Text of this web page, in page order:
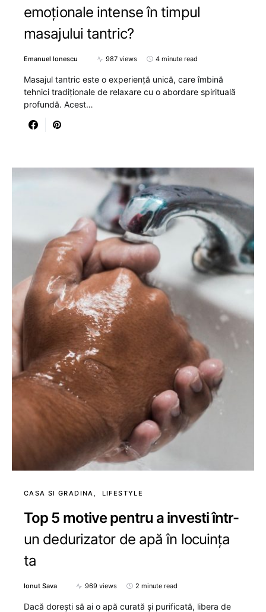
emoționale intense în timpul
masajului tantric?
Emanuel Ionescu 987 views 4 minute read
Masajul tantric este o experiență unică, care îmbină
tehnici tradiționale de relaxare cu o abordare spirituală
profundă. Acest…
CASA SI GRADINA LIFESTYLE
Top 5 motive pentru a investi într-
un dedurizator de apă în locuința
ta
Ionut Sava 969 views 2 minute read
Dacă dorești să ai o apă curată și purificată, libera de